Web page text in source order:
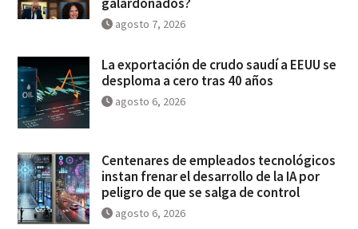
galardonados?
agosto 7, 2026
La exportación de crudo saudí a EEUU se
desploma a cero tras 40 años
agosto 6, 2026
Centenares de empleados tecnológicos
instan frenar el desarrollo de la IA por
peligro de que se salga de control
agosto 6, 2026